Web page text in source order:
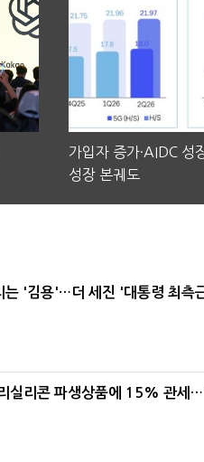
가입자 증가·AIDC 성
성장 본궤도
는 '김용'…더 세진 '대통령 최측
실리콘 파생상품에 15% 관세